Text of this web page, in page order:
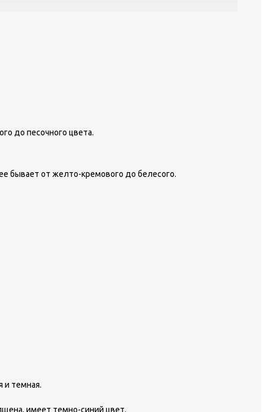
до песочного цвета.
бывает от желто-кремового до белесого.
и темная.
имеет темно-синий цвет.